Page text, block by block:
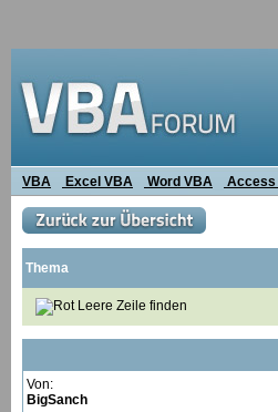
VBA Excel VBA Word VBA Access
Thema
Leere Zeile finden
Von:
BigSanch